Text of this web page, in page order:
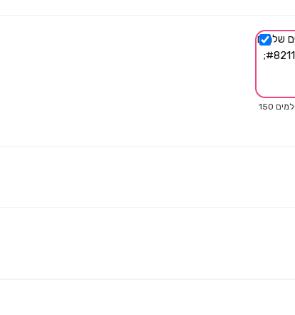
ריסים שלמים 150